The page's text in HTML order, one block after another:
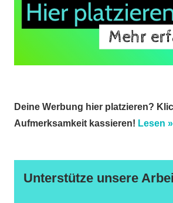
Deine Werbung hier platzieren?
Aufmerksamkeit kassieren! Lesen »
Unterstütze unsere